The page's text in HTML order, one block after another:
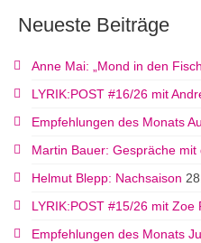
Neueste Beiträge
Anne Mai: „Mond in den
LYRIK:POST #16/26 mit
Empfehlungen des Monats
Martin Bauer: Gespräche mit
Helmut Blepp: Nachsaison
LYRIK:POST #15/26 mit Zoe
Empfehlungen des Monats